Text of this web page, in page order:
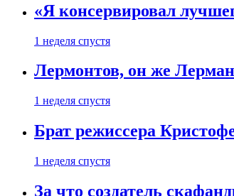
«Я консервировал
1 неделя спустя
Лермонтов, он же
1 неделя спустя
Брат режиссера
1 неделя спустя
За что создатель